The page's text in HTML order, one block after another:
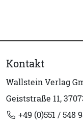
Kontakt
Wallstein Verlag
Geiststraße 11,
+49 (0)551 / 548